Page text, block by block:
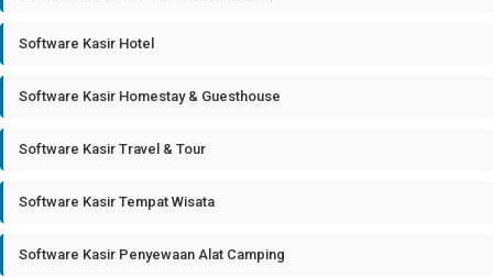
Software Kasir Hotel
Software Kasir Homestay & Guesthouse
Software Kasir Travel & Tour
Software Kasir Tempat Wisata
Software Kasir Penyewaan Alat Camping